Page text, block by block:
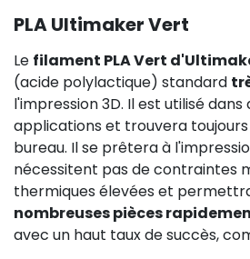
PLA Ultimaker Vert
Le filament PLA Vert
(acide polylactique) standard
l'impression 3D. Il est utilisé
applications et trouvera
bureau. Il se prêtera à
nécessitent pas de contraintes
thermiques élevées et
nombreuses pièces
avec un haut taux de succès,